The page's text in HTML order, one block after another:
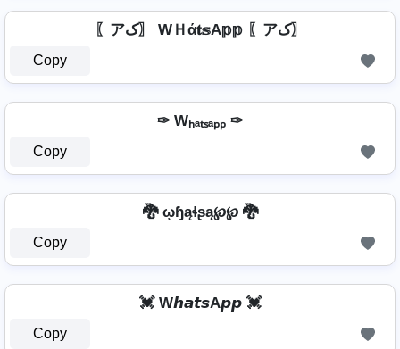
〖アک〗 WＨά𝐭𝕤A𝕡𝕡 〖アک〗
Copy
✑ Wₕₐₜₛₐₚₚ ✑
Copy
🐉 ῳɧąɬʂą℘℘ 🐉
Copy
💓 W𝙝𝙖𝙩𝙨A𝙥𝙥 💓
Copy